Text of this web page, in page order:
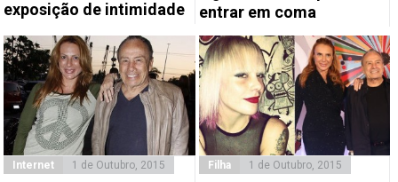
exposição de intimidade
entrar em coma
Internet 1 de Outubro, 2015 Filha 1 de Outubro, 2015